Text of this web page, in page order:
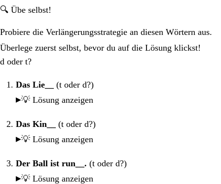
🔍 Übe selbst!
Probiere die Verlängerungsstrategie an diesen Wörtern aus.
Überlege zuerst selbst, bevor du auf die Lösung klickst!
d oder t?
Das Lie__
(t oder d?)
💡 Lösung anzeigen
Das Kin__
(t oder d?)
💡 Lösung anzeigen
Der Ball ist run__. (t oder d?)
💡 Lösung anzeigen